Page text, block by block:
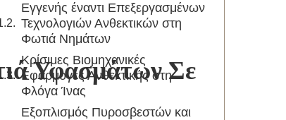
Υφασμάτων Σε
Εγγενής έναντι Επεξεργασμένων
Τεχνολογιών Ανθεκτικών στη
Φωτιά Νημάτων
Κρίσιμες Βιομηχανικές
Εφαρμογές Ανθεκτικής στη
Φλόγα Ίνας
Εξοπλισμός Πυροσβεστών και